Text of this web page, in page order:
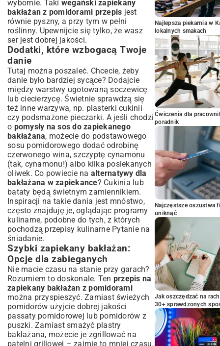
wybornie. Taki wegański zapiekany
bakłażan z pomidorami przepis jest
równie pyszny, a przy tym w pełni
roślinny. Upewnijcie się tylko, że wasz
ser jest dobrej jakości.
Dodatki, które wzbogacą Twoje
danie
Tutaj można poszaleć. Chcecie, żeby
danie było bardziej sycące? Dodajcie
między warstwy ugotowaną soczewicę
lub ciecierzycę. Świetnie sprawdzą się
też inne warzywa, np. plasterki cukinii
czy podsmażone pieczarki. A jeśli chodzi
o pomysły na sos do zapiekanego
bakłażana, możecie do podstawowego
sosu pomidorowego dodać odrobinę
czerwonego wina, szczyptę cynamonu
(tak, cynamonu!) albo kilka posiekanych
oliwek. Co powiecie na alternatywy dla
bakłażana w zapiekance? Cukinia lub
bataty będą świetnym zamiennikiem.
Inspiracji na takie dania jest mnóstwo,
często znajduję je, oglądając programy
kulinarne, podobne do tych, z których
pochodzą przepisy kulinarne Pytanie na
śniadanie.
Szybki zapiekany bakłażan:
Opcje dla zabieganych
Nie macie czasu na stanie przy garach?
Rozumiem to doskonale. Ten przepis na
zapiekany bakłażan z pomidorami
można przyspieszyć. Zamiast świeżych
pomidorów użyjcie dobrej jakości
passaty pomidorowej lub pomidorów z
puszki. Zamiast smażyć plastry
bakłażana, możecie je zgrillować na
patelni grillowej – zajmie to mniej czasu.
Najlepsza piekarnia w
lokalnych smakach
Ćwiczenia dla
poradnik
Najczęstsze oszustwa
uniknąć
Jak oszczędzać na
30+ sprawdzonych